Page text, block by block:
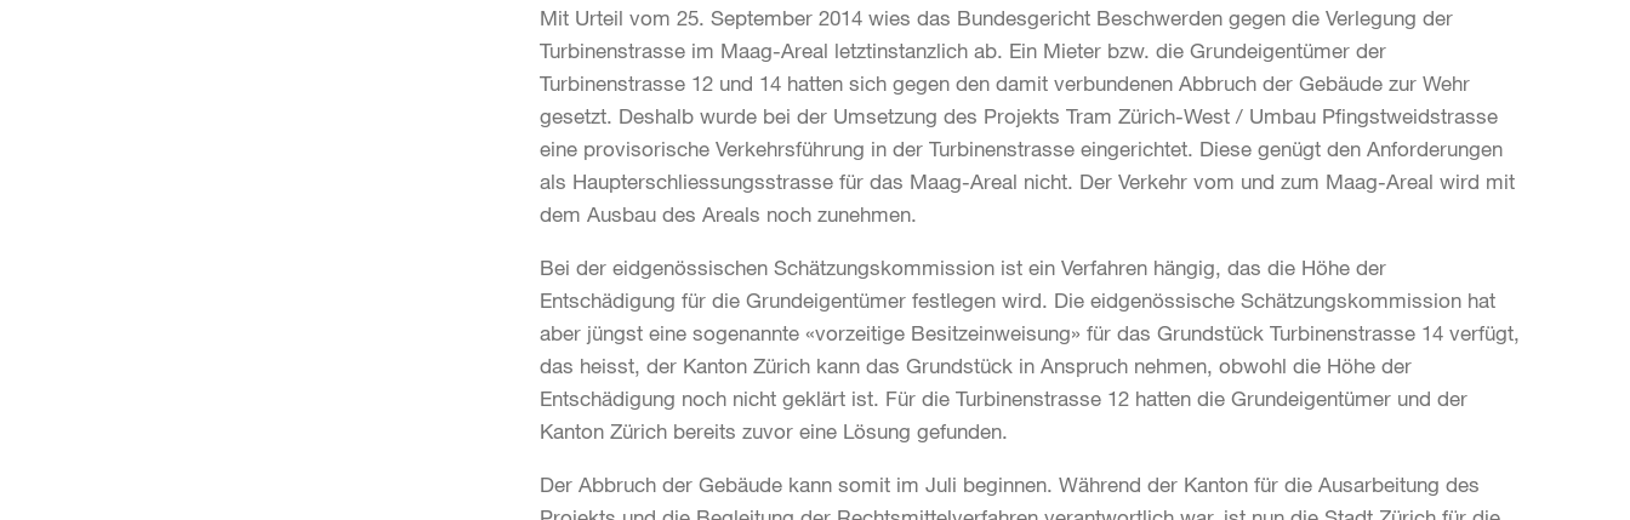
Mit Urteil vom 25. September 2014 wies das Bundesgericht Beschwerden gegen die Verlegung der
Turbinenstrasse im Maag-Areal letztinstanzlich ab. Ein Mieter bzw. die Grundeigentümer der
Turbinenstrasse 12 und 14 hatten sich gegen den damit verbundenen Abbruch der Gebäude zur Wehr
gesetzt. Deshalb wurde bei der Umsetzung des Projekts Tram Zürich-West / Umbau Pfingstweidstrasse
eine provisorische Verkehrsführung in der Turbinenstrasse eingerichtet. Diese genügt den Anforderungen
als Haupterschliessungsstrasse für das Maag-Areal nicht. Der Verkehr vom und zum Maag-Areal wird mit
dem Ausbau des Areals noch zunehmen.
Bei der eidgenössischen Schätzungskommission ist ein Verfahren hängig, das die Höhe der
Entschädigung für die Grundeigentümer festlegen wird. Die eidgenössische Schätzungskommission hat
aber jüngst eine sogenannte «vorzeitige Besitzeinweisung» für das Grundstück Turbinenstrasse 14 verfügt,
das heisst, der Kanton Zürich kann das Grundstück in Anspruch nehmen, obwohl die Höhe der
Entschädigung noch nicht geklärt ist. Für die Turbinenstrasse 12 hatten die Grundeigentümer und der
Kanton Zürich bereits zuvor eine Lösung gefunden.
Der Abbruch der Gebäude kann somit im Juli beginnen. Während der Kanton für die Ausarbeitung des